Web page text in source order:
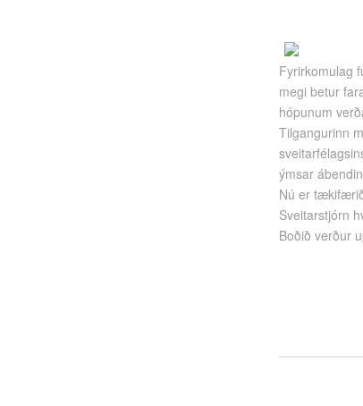
Fyrirkomulag
megi betur
hópunum
Tilgangurinn
ýmsar
Nú er
Sveitarstjórn
Boðið verður